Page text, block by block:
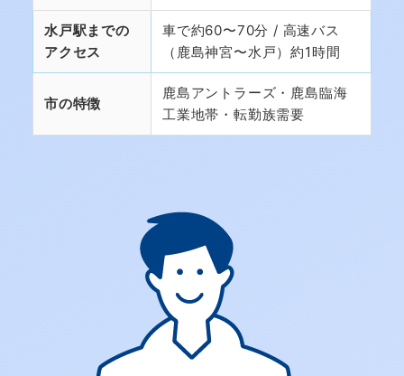
水戸駅までの
アクセス
車で約60〜70分 / 高速バス
（鹿島神宮〜水戸）約1時間
市の特徴
鹿島アントラーズ・鹿島臨海
工業地帯・転勤族需要